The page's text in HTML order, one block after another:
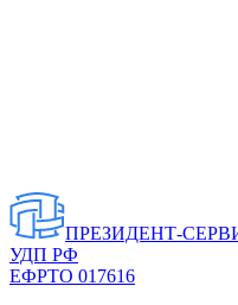
ПРЕЗИДЕНТ-
УДП РФ
ЕФРТО 017616